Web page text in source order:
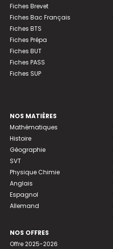
Fiches Brevet
Fiches Bac Français
Fiches BTS
Fiches Prépa
Fiches BUT
Fiches PASS
Fiches SUP
NOS MATIÈRES
Mathématiques
Histoire
Géographie
SVT
Physique Chimie
Anglais
Espagnol
Allemand
NOS OFFRES
Offre 2025-2026